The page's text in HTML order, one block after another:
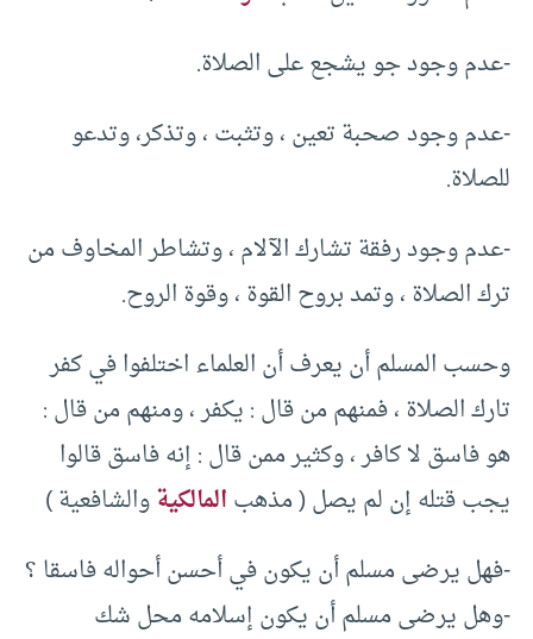
-عدم وجود جو يشجع على الصلاة.
-عدم وجود صحبة تعين ، وتثبت ، وتذكر، وتدعو
للصلاة.
-عدم وجود رفقة تشارك الآلام ، وتشاطر المخاوف من
ترك الصلاة ، وتمد بروح القوة ، وقوة الروح.
وحسب المسلم أن يعرف أن العلماء اختلفوا في كفر
تارك الصلاة ، فمنهم من قال : يكفر ، ومنهم من قال :
هو فاسق لا كافر ، وكثير ممن قال : إنه فاسق قالوا
يجب قتله إن لم يصل ( مذهبالمالكيةوالشافعية )
-فهل يرضى مسلم أن يكون في أحسن أحواله فاسقا ؟
-وهل يرضى مسلم أن يكون إسلامه محل شك